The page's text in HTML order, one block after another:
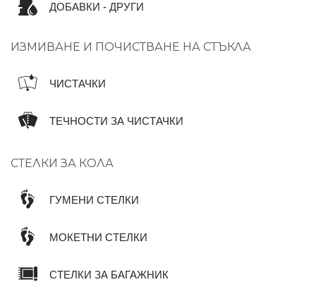
ДОБАВКИ - ДРУГИ
ИЗМИВАНЕ И ПОЧИСТВАНЕ НА СТЪКЛА
ЧИСТАЧКИ
ТЕЧНОСТИ ЗА ЧИСТАЧКИ
СТЕЛКИ ЗА КОЛА
ГУМЕНИ СТЕЛКИ
МОКЕТНИ СТЕЛКИ
СТЕЛКИ ЗА БАГАЖНИК